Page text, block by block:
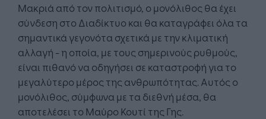
Μακριά από τον πολιτισμό, ο μονόλιθος θα έχει
σύνδεση στο Διαδίκτυο και θα καταγράφει όλα τα
σημαντικά γεγονότα σχετικά με την κλιματική
αλλαγή - η οποία, με τους σημερινούς ρυθμούς,
είναι πιθανό να οδηγήσει σε καταστροφή για το
μεγαλύτερο μέρος της ανθρωπότητας. Αυτός ο
μονόλιθος, σύμφωνα με τα διεθνή μέσα, θα
αποτελέσει το Μαύρο Κουτί της Γης.